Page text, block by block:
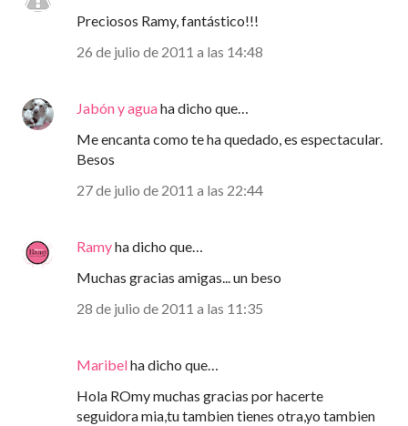
Preciosos Ramy, fantástico!!!
26 de julio de 2011 a las 14:48
Jabón y aguaha dicho que…
Me encanta como te ha quedado, es espectacular.
Besos
27 de julio de 2011 a las 22:44
Ramyha dicho que…
Muchas gracias amigas... un beso
28 de julio de 2011 a las 11:35
Maribelha dicho que…
Hola ROmy muchas gracias por hacerte
seguidora mia,tu tambien tienes otra,yo tambien